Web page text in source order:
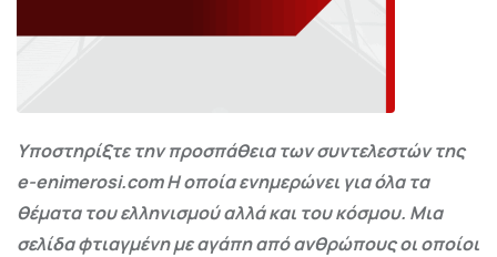
Υποστηρίξτε την προσπάθεια των συντελεστών της
e-enimerosi.com Η οποία ενημερώνει για όλα τα
θέματα του ελληνισμού αλλά και του κόσμου. Μια
σελίδα φτιαγμένη με αγάπη από ανθρώπους οι οποίοι